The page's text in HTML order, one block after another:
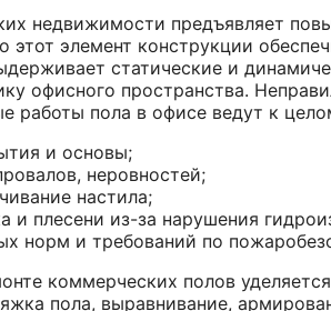
недвижимости предъявляет
этот элемент конструкции
статические и
офисного пространства.
работы пола в офисе ведут к
и основы;
неровностей;
настила;
и плесени из-за нарушения
норм и требований по
коммерческих полов
пола, выравнивание,